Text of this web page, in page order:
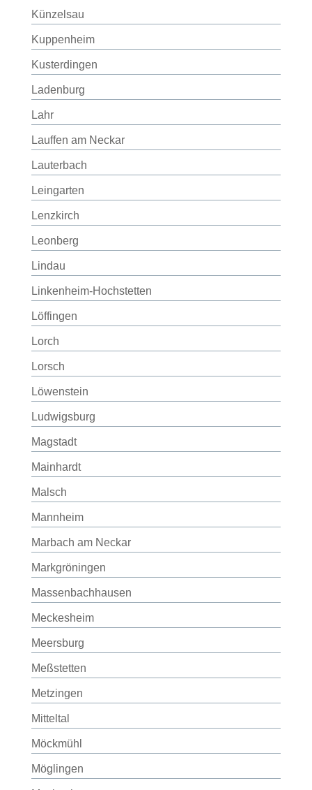
Künzelsau
Kuppenheim
Kusterdingen
Ladenburg
Lahr
Lauffen am Neckar
Lauterbach
Leingarten
Lenzkirch
Leonberg
Lindau
Linkenheim-Hochstetten
Löffingen
Lorch
Lorsch
Löwenstein
Ludwigsburg
Magstadt
Mainhardt
Malsch
Mannheim
Marbach am Neckar
Markgröningen
Massenbachhausen
Meckesheim
Meersburg
Meßstetten
Metzingen
Mitteltal
Möckmühl
Möglingen